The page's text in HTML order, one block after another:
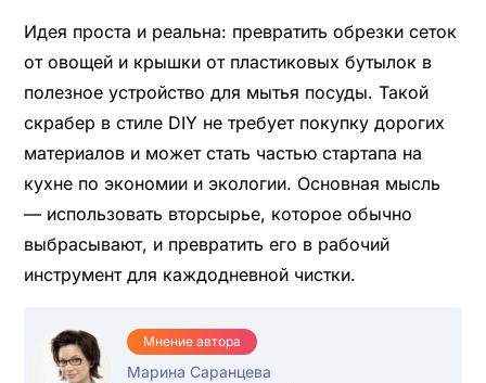
Идея проста и реальна: превратить обрезки сеток
от овощей и крышки от пластиковых бутылок в
полезное устройство для мытья посуды. Такой
скрабер в стиле DIY не требует покупку дорогих
материалов и может стать частью стартапа на
кухне по экономии и экологии. Основная мысль
— использовать вторсырье, которое обычно
выбрасывают, и превратить его в рабочий
инструмент для каждодневной чистки.
Мнение автора
Марина Саранцева